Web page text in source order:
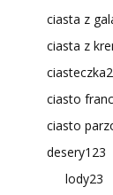
ciasta z
ciasta z
ciasteczka
ciasto
ciasto
desery123
lody23